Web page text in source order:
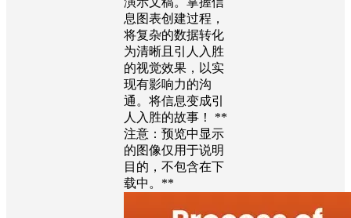
息图表创建过程，
将复杂的数据转化
为清晰且引人入胜
的视觉效果，以实
现有影响力的沟
通。将信息变成引
人入胜的故事！ **
注意：预览中显示
的图像仅用于说明
目的，不包含在下
载中。**